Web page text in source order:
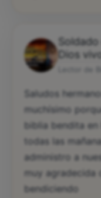
Dios
Saludos
muchísimo
biblia bendita
todas las
administro a
muy agradecida
bendiciendo